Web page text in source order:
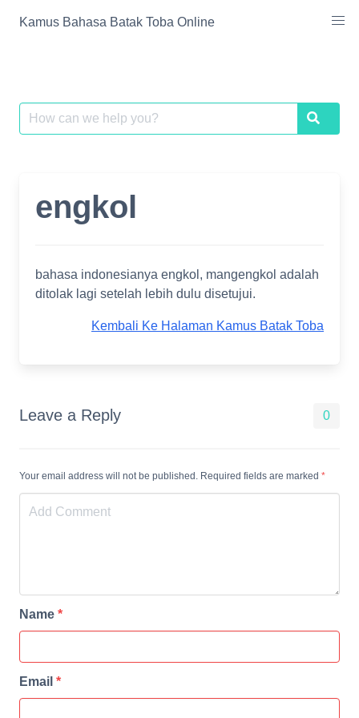
Kamus Bahasa Batak Toba Online
Search
for:
Search
engkol
bahasa indonesianya engkol, mangengkol adalah
ditolak lagi setelah lebih dulu disetujui.
Kembali Ke Halaman Kamus Batak Toba
Leave a Reply 0
Your email address will not be published. Required fields are marked *
Name *
Email *